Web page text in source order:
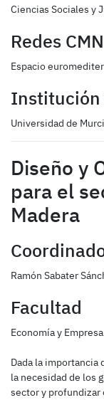
Ciencias Sociales y
Redes CMN
Espacio
Institución
Universidad de
Diseño y
para el
Madera
Ramón Sabater
Facultad
Economía y Empresa
Dada la importancia
la necesidad de los
sector y profundizar